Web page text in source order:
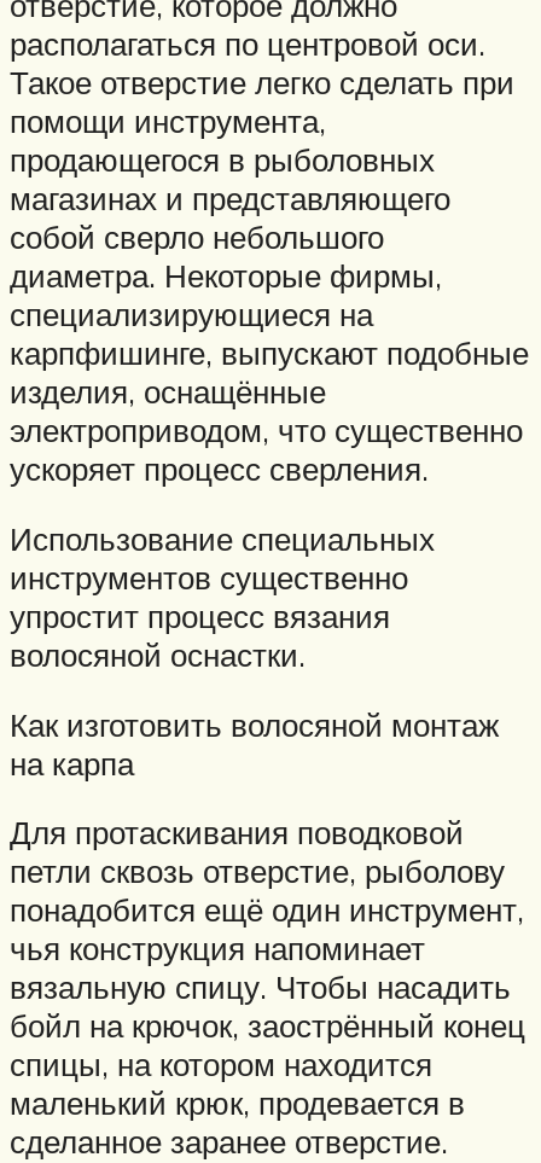
располагаться по центровой оси.
Такое отверстие легко сделать при
помощи инструмента,
продающегося в рыболовных
магазинах и представляющего
собой сверло небольшого
диаметра. Некоторые фирмы,
специализирующиеся на
карпфишинге, выпускают подобные
изделия, оснащённые
электроприводом, что существенно
ускоряет процесс сверления.
Использование специальных
инструментов существенно
упростит процесс вязания
волосяной оснастки.
Как изготовить волосяной монтаж
на карпа
Для протаскивания поводковой
петли сквозь отверстие, рыболову
понадобится ещё один инструмент,
чья конструкция напоминает
вязальную спицу. Чтобы насадить
бойл на крючок, заострённый конец
спицы, на котором находится
маленький крюк, продевается в
сделанное заранее отверстие.